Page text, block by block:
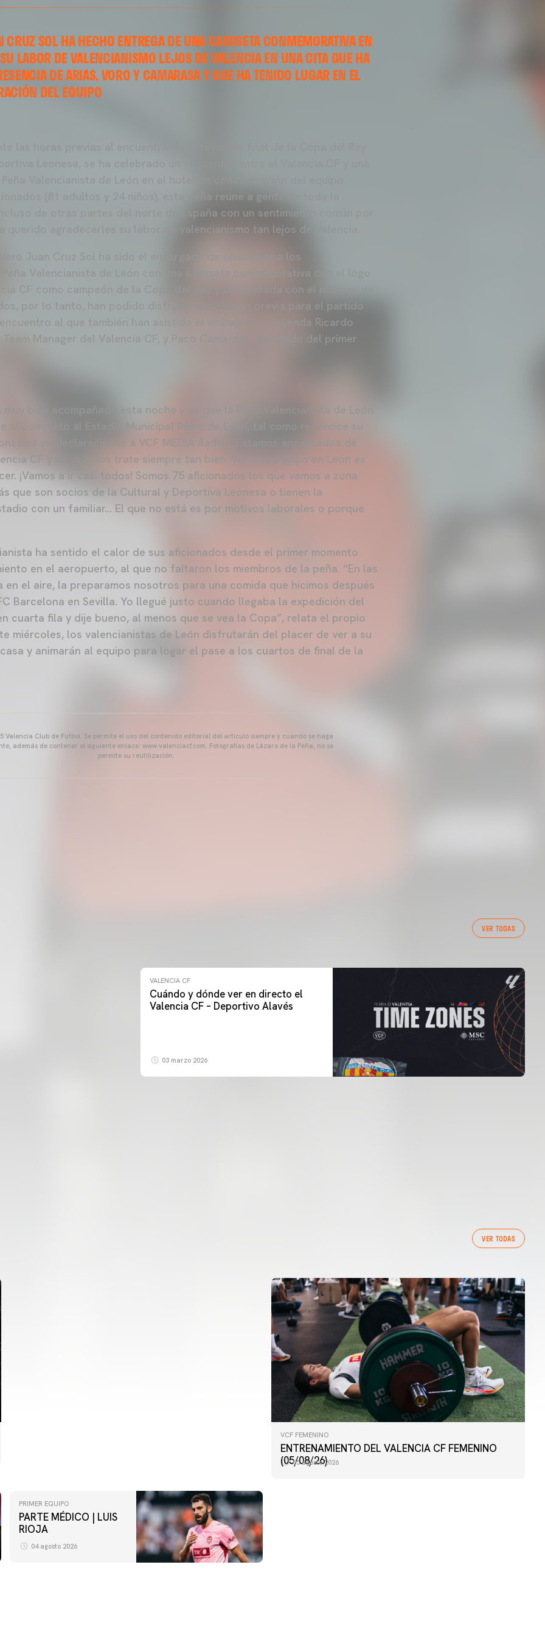
SOL HA HECHO ENTREGA DE UNA CAMISETA CONMEMORATIVA EN
LABOR DE VALENCIANISMO LEJOS DE VALENCIA EN UNA CITA QUE HA
DE ARIAS, VORO Y CAMARASA Y QUE HA TENIDO LUGAR EN EL
DEL EQUIPO
(81 adultos y 24 niños), esta peña reúne a gente de toda la
de otras partes del norte de España con un sentimiento común por
querido agradecerles su labor de valencianismo tan lejos de Valencia.
Juan Cruz Sol ha sido el encargado de obsequiar a los
Valencianista de León con una camiseta conmemorativa con el logo
por lo tanto, han podido disfrutar de la mejor previa para el partido
encuentro al que también han asistido el embajador y leyenda Ricardo
Team Manager del Valencia CF, y Paco Camarasa, delegado del primer
muy bien acompañado esta noche y es que la Peña Valencianista de León
al completo al Estadio Municipal Reino de León, tal como reconoce su
en declaraciones a VCF MEDIA Radio: “Estamos encantados de
CF y de que nos trate siempre tan bien. Ver a tu equipo en León es
¡Vamos a ir casi todos! Somos 75 aficionados los que vamos a zona
que son socios de la Cultural y Deportiva Leonesa o tienen la
con un familiar… El que no está es por motivos laborales o porque
ha sentido el calor de sus aficionados desde el primer momento
en el aeropuerto, al que no faltaron los miembros de la peña. “En las
en el aire, la preparamos nosotros para una comida que hicimos después
Barcelona en Sevilla. Yo llegué justo cuando llegaba la expedición del
cuarta fila y dije bueno, al menos que se vea la Copa”, relata el propio
miércoles, los valencianistas de León disfrutarán del placer de ver a su
y animarán al equipo para logar el pase a los cuartos de final de la
Valencia Club de Fútbol. Se permite el uso del contenido editorial del artículo siempre y cuando se haga
además de contener el siguiente enlace: www.valenciacf.com. Fotografías de Lázaro de la Peña, no se
permite su reutilización.
VER TODAS
VALENCIA CF
Cuándo y dónde ver en directo el
Valencia CF – Deportivo Alavés
03 marzo 2026
VER TODAS
VCF FEMENINO
ENTRENAMIENTO DEL VALENCIA CF FEMENINO
(05/08/26)
05 agosto 2026
PRIMER EQUIPO
PARTE MÉDICO | LUIS
RIOJA
04 agosto 2026
VCF FEMENINO
ENTRENAMIENTO DEL VALENCIA CF FEMENINO
(04/08/26)